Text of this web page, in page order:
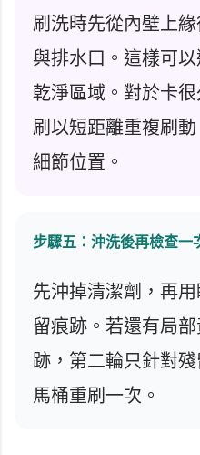
刷洗時先從內壁上
與排水口。這樣可
乾淨區域。對於卡
刷以短距離重複刷
細節位置。
步驟五：沖洗後再檢查一
先沖掉清潔劑，再
留痕跡。若還有局
跡，第二輪只針對
馬桶重刷一次。